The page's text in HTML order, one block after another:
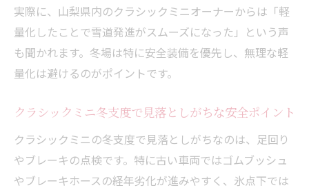
実際に、山梨県内のクラシックミニオーナーからは「軽
量化したことで雪道発進がスムーズになった」という声
も聞かれます。冬場は特に安全装備を優先し、無理な軽
量化は避けるのがポイントです。
クラシックミニ冬支度で見落としがちな安全ポイント
クラシックミニの冬支度で見落としがちなのは、足回り
やブレーキの点検です。特に古い車両ではゴムブッシュ
やブレーキホースの経年劣化が進みやすく、氷点下では